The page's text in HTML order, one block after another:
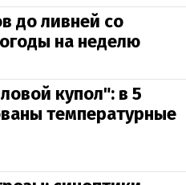
до ливней со
на неделю
купол": в 5
температурные